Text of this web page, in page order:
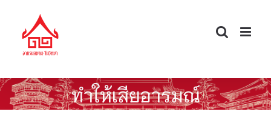
content
ทำให้เสียอารมณ์